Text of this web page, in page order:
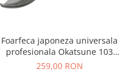
Foarfeca japoneza universala
profesionala Okatsune 103
(M)
259,00 RON